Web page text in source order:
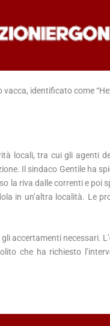
identificato come
locali, tra cui gli agenti
Il sindaco Gentile ha
la riva dalle correnti e poi
in un’altra località. Le
accertamenti necessari.
che ha richiesto